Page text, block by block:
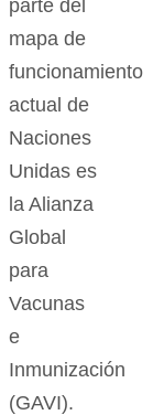
parte del
mapa de
funcionamiento
actual de
Naciones
Unidas es
la Alianza
Global
para
Vacunas
e
Inmunización
(GAVI).